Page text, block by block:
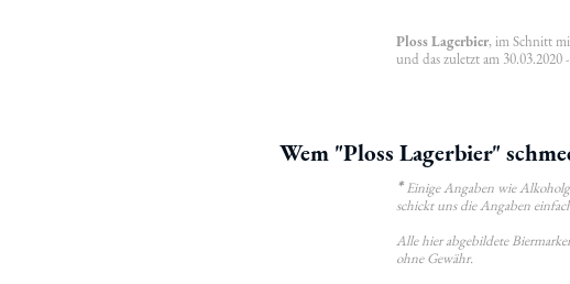
Ploss Lagerbier, im Schnitt
und das zuletzt am 30.03.2020
Wem "Ploss Lagerbier"
*Einige Angaben wie
schickt uns die Angaben
Alle hier abgebildete
ohne Gewähr.